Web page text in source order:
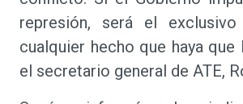
represión, será el
cualquier hecho que haya que
el secretario general de ATE,